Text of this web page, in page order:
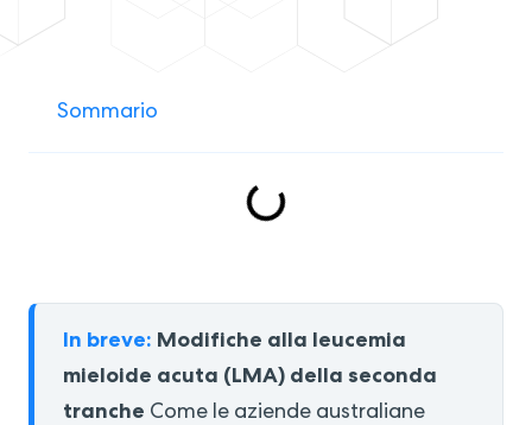
In breve: Modifiche alla leucemia
mieloide acuta (LMA) della seconda
tranche Come le aziende australiane
Sommario